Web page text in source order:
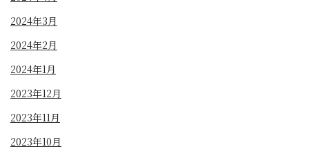
2024年3月
2024年2月
2024年1月
2023年12月
2023年11月
2023年10月